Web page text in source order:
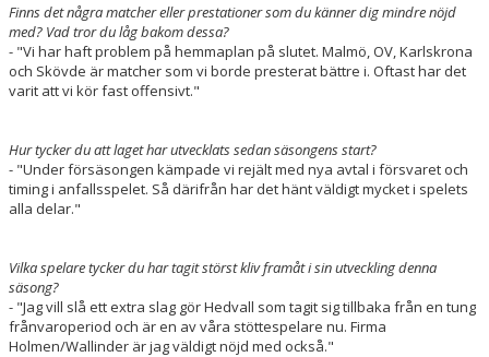
Finns det några matcher eller prestationer som du känner dig mindre nöjd
med? Vad tror du låg bakom dessa?
- "Vi har haft problem på hemmaplan på slutet. Malmö, OV, Karlskrona
och Skövde är matcher som vi borde presterat bättre i. Oftast har det
varit att vi kör fast offensivt."
Hur tycker du att laget har utvecklats sedan säsongens start?
- "Under försäsongen kämpade vi rejält med nya avtal i försvaret och
timing i anfallsspelet. Så därifrån har det hänt väldigt mycket i spelets
alla delar."
Vilka spelare tycker du har tagit störst kliv framåt i sin utveckling denna
säsong?
- "Jag vill slå ett extra slag gör Hedvall som tagit sig tillbaka från en tung
frånvaroperiod och är en av våra stöttespelare nu. Firma
Holmen/Wallinder är jag väldigt nöjd med också."